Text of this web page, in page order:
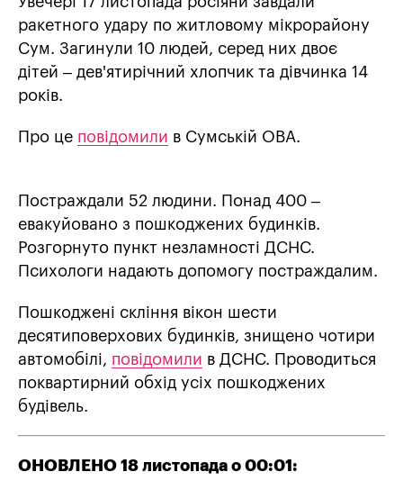
ракетного удару по житловому мікрорайону
Сум. Загинули 10 людей, серед них двоє
дітей – дев'ятирічний хлопчик та дівчинка 14
років.
Про це повідомили в Сумській ОВА.
Постраждали 52 людини. Понад 400 –
евакуйовано з пошкоджених будинків.
Розгорнуто пункт незламності ДСНС.
Психологи надають допомогу постраждалим.
Пошкоджені скління вікон шести
десятиповерхових будинків, знищено чотири
автомобілі, повідомили в ДСНС. Проводиться
поквартирний обхід усіх пошкоджених
будівель.
ОНОВЛЕНО 18 листопада о 00:01: